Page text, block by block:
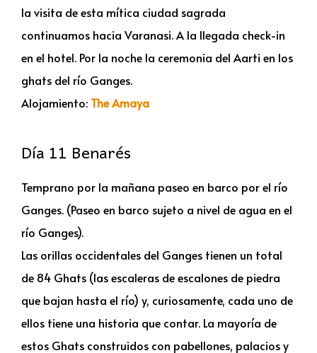
la visita de esta mítica ciudad sagrada
continuamos hacia Varanasi. A la llegada check-in
en el hotel. Por la noche la ceremonia del Aarti en los
ghats del río Ganges.
Alojamiento: The Amaya
Día 11 Benarés
Temprano por la mañana paseo en barco por el río
Ganges. (Paseo en barco sujeto a nivel de agua en el
río Ganges).
Las orillas occidentales del Ganges tienen un total
de 84 Ghats (las escaleras de escalones de piedra
que bajan hasta el río) y, curiosamente, cada uno de
ellos tiene una historia que contar. La mayoría de
estos Ghats construidos con pabellones, palacios y